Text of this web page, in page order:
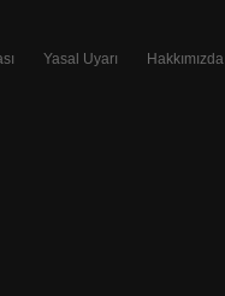
Yasal Uyarı Hakkımızda